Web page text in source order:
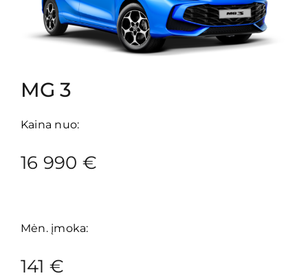
MG 3
Kaina nuo:
16 990 €
Mėn. įmoka:
141 €